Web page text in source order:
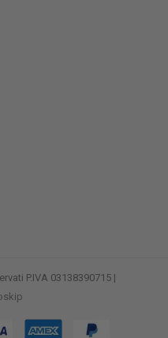
P.IVA 03138390715 |